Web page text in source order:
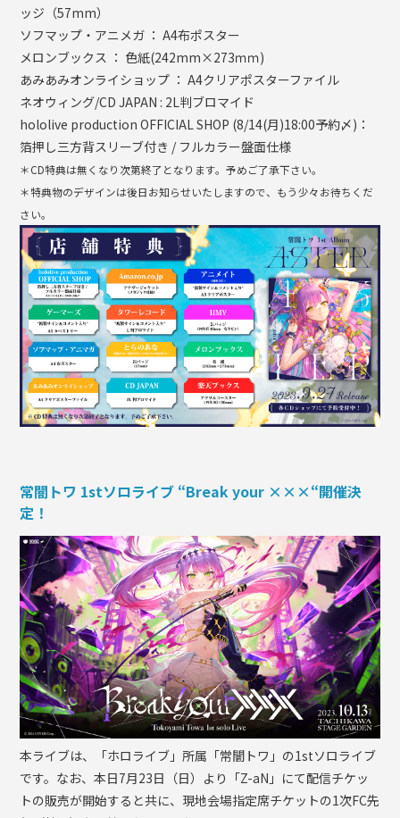
ッジ（57mm）
ソフマップ・アニメガ ： A4布ポスター
メロンブックス ： 色紙(242mm×273ｍｍ)
あみあみオンライショップ ： A4クリアポスターファイル
ネオウィング/CD JAPAN : 2L判ブロマイド
hololive production OFFICIAL SHOP (8/14(月)18:00予約〆)：
箔押し三方背スリーブ付き / フルカラー盤面仕様
＊CD特典は無くなり次第終了となります。予めご了承下さい。
＊特典物のデザインは後日お知らせいたしますので、もう少々お待ちくだ
さい。
常闇トワ 1stソロライブ “Break your ×××“開催決
定！
本ライブは、「ホロライブ」所属「常闇トワ」の1stソロライブ
です。なお、本日7月23日（日）より「Z-aN」にて配信チケッ
トの販売が開始すると共に、現地会場指定席チケットの1次FC先